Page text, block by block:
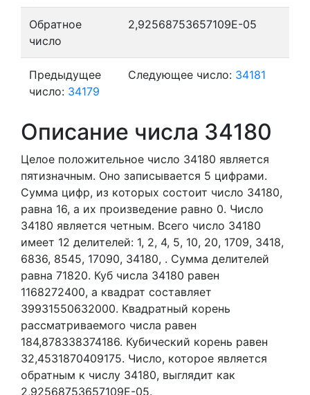
Обратное
число
2,92568753657109E-05
Предыдущее
число: 34179
Следующее число: 34181
Описание числа 34180
Целое положительное число 34180 является
пятизначным. Оно записывается 5 цифрами.
Сумма цифр, из которых состоит число 34180,
равна 16, а их произведение равно 0. Число
34180 является четным. Всего число 34180
имеет 12 делителей: 1, 2, 4, 5, 10, 20, 1709, 3418,
6836, 8545, 17090, 34180, . Сумма делителей
равна 71820. Куб числа 34180 равен
1168272400, а квадрат составляет
39931550632000. Квадратный корень
рассматриваемого числа равен
184,878338374186. Кубический корень равен
32,4531870409175. Число, которое является
обратным к числу 34180, выглядит как
2,92568753657109E-05.